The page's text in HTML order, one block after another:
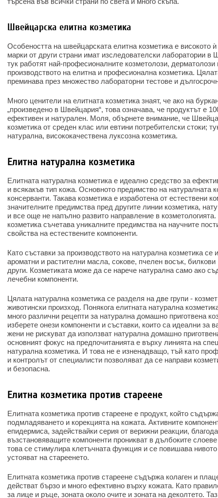
Швейцарска елитна козметика
Особеността на швейцарската елитна козметика е високото
марки от други страни имат изследователски лаборатории в
тук работят най-професионалните козметолози, дерматолози
производството на елитна и професионална козметика.
преминава през множество лабораторни тестове и
Много ценители на елитната козметика знаят, че ако на
„произведено в Швейцария“, това означава, че продуктът е
ефективен и натурален. Моля, обърнете внимание, че
козметика от среден клас или евтини потребителски стоки;
натурална, висококачествена луксозна козметика.
Елитна натурална козметика
Елитната натурална козметика е идеално средство за
и всякакъв тип кожа. Основното предимство на натуралната
консерванти. Такава козметика е изработена от естествени
значителните предимства пред другите линии козметика,
и все още не напълно развито направление в
козметика съчетава уникалните предимства на научните
свойства на естествените компоненти.
Като съставки за производството на натурална козметика се
ароматни и растителни масла, сокове, пчелен восък, билкови
други. Козметиката може да се нарече натурална само ако
лечебни компоненти.
Цялата натурална козметика се разделя на две групи -
животински произход. Понякога елитната натурална
много различни рецепти за натурална домашно приготвена
изберете онези компоненти и съставки, които са идеални за
жени не рискуват да използват натурална домашно
основният фокус на предпочитанията е върху линията на
натурална козметика. И това не е изненадващо, тъй като
и контролът от специалисти позволяват да се направи
и безопасна.
Елитна козметика против стареене
Елитната козметика против стареене е продукт, който
подмладяването и корекцията на кожата. Активните
епидермиса, задействайки серия от верижни реакции,
възстановяващите компоненти проникват в дълбоките
това се стимулира клетъчната функция и се повишава нивото
устояват на стареенето.
Елитната козметика против стареене съдържа колаген и
действат бързо и много ефективно върху кожата. Като
за лице и ръце, зоната около очите и зоната на деколтето.